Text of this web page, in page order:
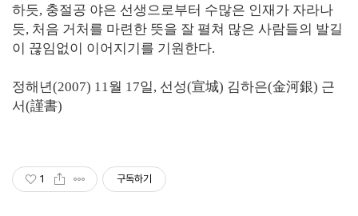
하듯, 충절공 야은 선생으로부터 수많은 인재가 자라나
듯, 처음 거처를 마련한 뜻을 잘 펼쳐 많은 사람들의 발길
이 끊임없이 이어지기를 기원한다.
정해년(2007) 11월 17일, 선성(宣城) 김하은(金河銀) 근
서(謹書)
1 구독하기